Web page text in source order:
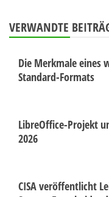
VERWANDTE
Die Merkmale eines
Standard-Formats
LibreOffice-Projekt
2026
CISA veröffentlicht